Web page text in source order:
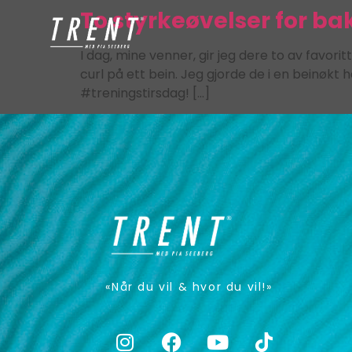
To styrkeøvelser for
I dag, mine venner, gir jeg dere to av
curl på ett bein. Jeg gjorde de i en beinøkt
#treningstirsdag! […]
«Når du vil & hvor du vil!»